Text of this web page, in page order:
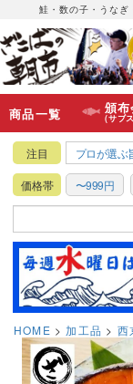
鮭・数の子・うなぎ
商品一覧 頒布
(サブ
注目 プロが選ぶ
価格帯 〜999円
HOME 加工品 西